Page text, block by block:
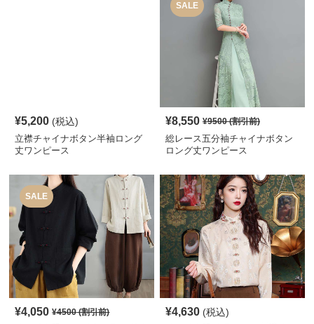
¥5,200 (税込)
立襟チャイナボタン半袖ロング
丈ワンピース
SALE
¥8,550 ¥9500(割引前)
総レース五分袖チャイナボタン
ロング丈ワンピース
SALE
¥4,050 ¥4500(割引前) ¥4,630 (税込)